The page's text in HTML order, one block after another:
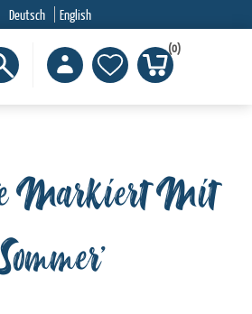
Deutsch English
(0)
Markiert Mit